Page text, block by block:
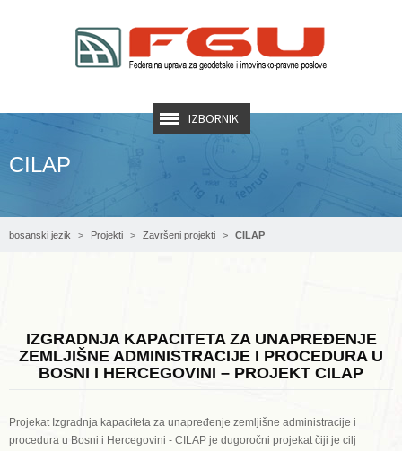
IZBORNIK
CILAP
bosanski jezik Projekti Završeni projekti CILAP
IZGRADNJA KAPACITETA ZA UNAPREĐENJE
ZEMLJIŠNE ADMINISTRACIJE I PROCEDURA U
BOSNI I HERCEGOVINI – PROJEKT CILAP
Projekat Izgradnja kapaciteta za unapređenje zemljišne administracije i
procedura u Bosni i Hercegovini - CILAP je dugoročni projekat čiji je cilj